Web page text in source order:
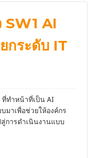
SW1 AI
กระดับ IT
ที่ทำหน้าที่เป็น AI
มาเพื่อช่วยให้องค์กร
การดำเนินงานแบบ